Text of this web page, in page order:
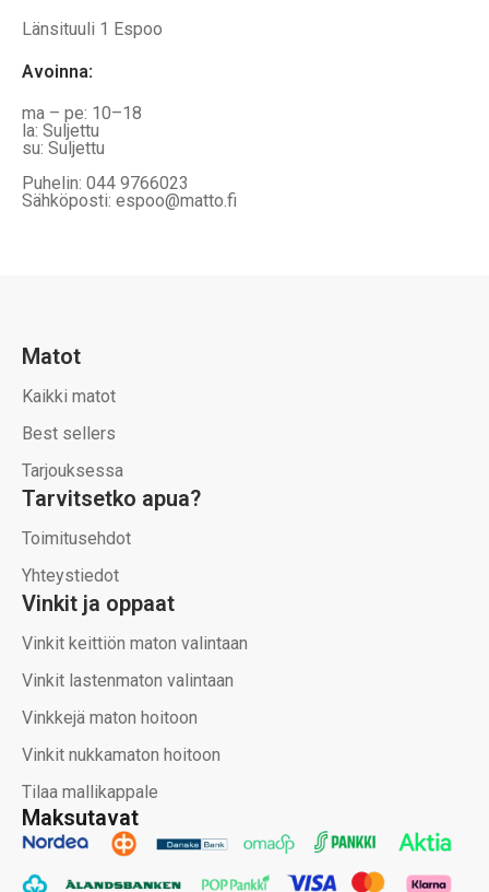
Länsituuli 1 Espoo
Avoinna:
ma – pe: 10–18
la: Suljettu
su: Suljettu
Puhelin: 044 9766023
Sähköposti: espoo@matto.fi
Maksutavat
Matot
Kaikki matot
Best sellers
Tarjouksessa
Tarvitsetko apua?
Toimitusehdot
Yhteystiedot
Vinkit ja oppaat
Vinkit keittiön maton valintaan
Vinkit lastenmaton valintaan
Vinkkejä maton hoitoon
Vinkit nukkamaton hoitoon
Tilaa mallikappale